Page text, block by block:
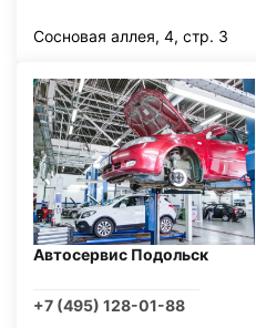
Сосновая аллея, 4, стр. 3
Автосервис Подольск
+7 (495) 128-01-88